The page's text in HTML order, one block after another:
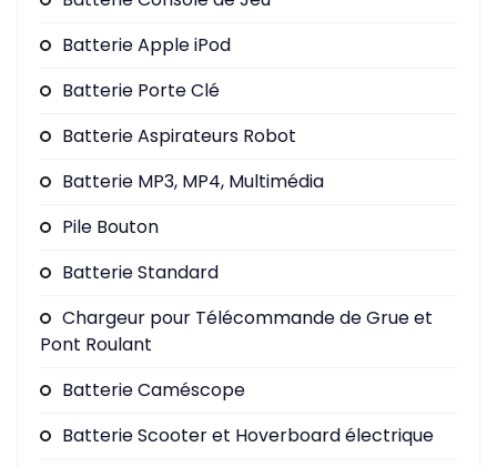
Batterie Apple iPod
Batterie Porte Clé
Batterie Aspirateurs Robot
Batterie MP3, MP4, Multimédia
Pile Bouton
Batterie Standard
Chargeur pour Télécommande de Grue et
Pont Roulant
Batterie Caméscope
Batterie Scooter et Hoverboard électrique